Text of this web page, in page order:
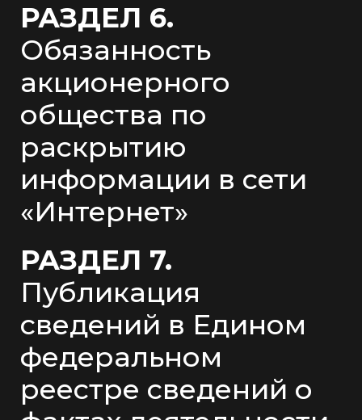
РАЗДЕЛ 6.
Обязанность
акционерного
общества по
раскрытию
информации в сети
«Интернет»
РАЗДЕЛ 7.
Публикация
сведений в Едином
федеральном
реестре сведений о